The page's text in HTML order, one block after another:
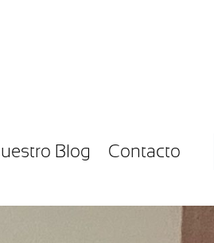
Blog Contacto